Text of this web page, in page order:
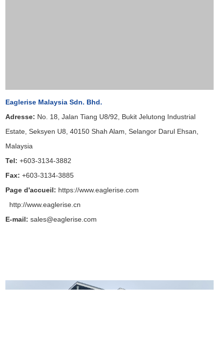
Eaglerise Electric GmbH.
Adresse:Marcel-Breuer-Str.15 , 80807 München
Page d'accueil:https://de.eaglerise.com/
E-mail: sales@eaglerise.com